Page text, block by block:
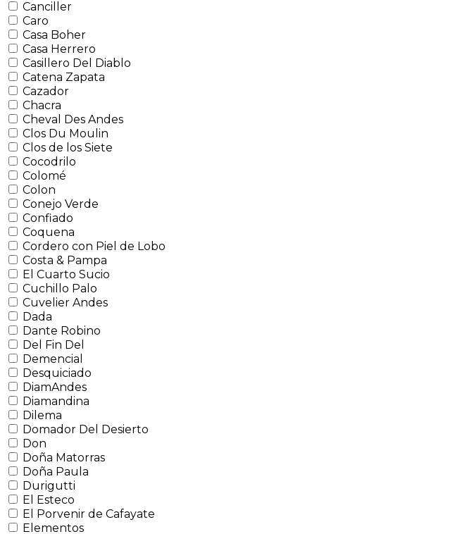
Canciller
Caro
Casa Boher
Casa Herrero
Casillero Del Diablo
Catena Zapata
Cazador
Chacra
Cheval Des Andes
Clos Du Moulin
Clos de los Siete
Cocodrilo
Colomé
Colon
Conejo Verde
Confiado
Coquena
Cordero con Piel de Lobo
Costa & Pampa
El Cuarto Sucio
Cuchillo Palo
Cuvelier Andes
Dada
Dante Robino
Del Fin Del
Demencial
Desquiciado
DiamAndes
Diamandina
Dilema
Domador Del Desierto
Don
Doña Matorras
Doña Paula
Durigutti
El Esteco
El Porvenir de Cafayate
Elementos